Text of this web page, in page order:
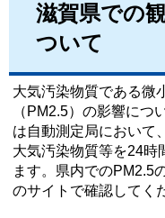
滋賀県での
ついて
大気汚染物質である微
（PM2.5）の影響につ
は自動測定局において
大気汚染物質等を24時
ます。県内でのPM2.5
のサイトで確認してく